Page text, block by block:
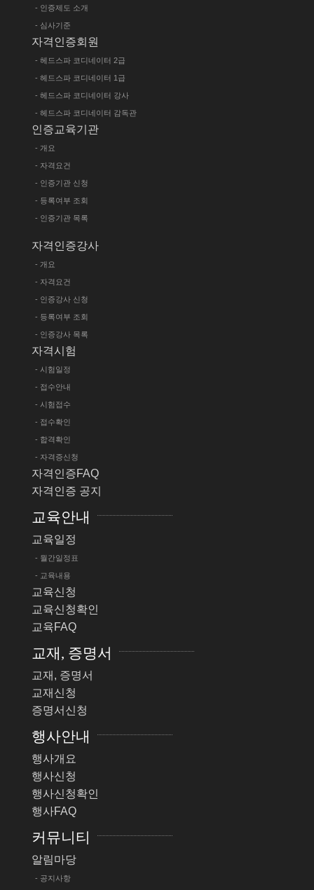
- 인증제도 소개
- 심사기준
자격인증회원
- 헤드스파 코디네이터 2급
- 헤드스파 코디네이터 1급
- 헤드스파 코디네이터 강사
- 헤드스파 코디네이터 감독관
인증교육기관
- 개요
- 자격요건
- 인증기관 신청
- 등록여부 조회
- 인증기관 목록
자격인증강사
- 개요
- 자격요건
- 인증강사 신청
- 등록여부 조회
- 인증강사 목록
자격시험
- 시험일정
- 접수안내
- 시험접수
- 접수확인
- 합격확인
- 자격증신청
자격인증FAQ
자격인증 공지
교육안내
교육일정
- 월간일정표
- 교육내용
교육신청
교육신청확인
교육FAQ
교재, 증명서
교재, 증명서
교재신청
증명서신청
행사안내
행사개요
행사신청
행사신청확인
행사FAQ
커뮤니티
알림마당
- 공지사항